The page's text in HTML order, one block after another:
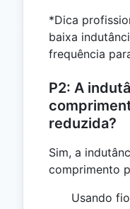
*Dica
baixa
frequência
P2: A
reduzida?
Sim, a
comprimento
Usando